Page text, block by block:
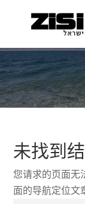
未找到
您请求的页面无
面的导航定位文